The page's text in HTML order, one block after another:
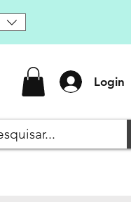
Login